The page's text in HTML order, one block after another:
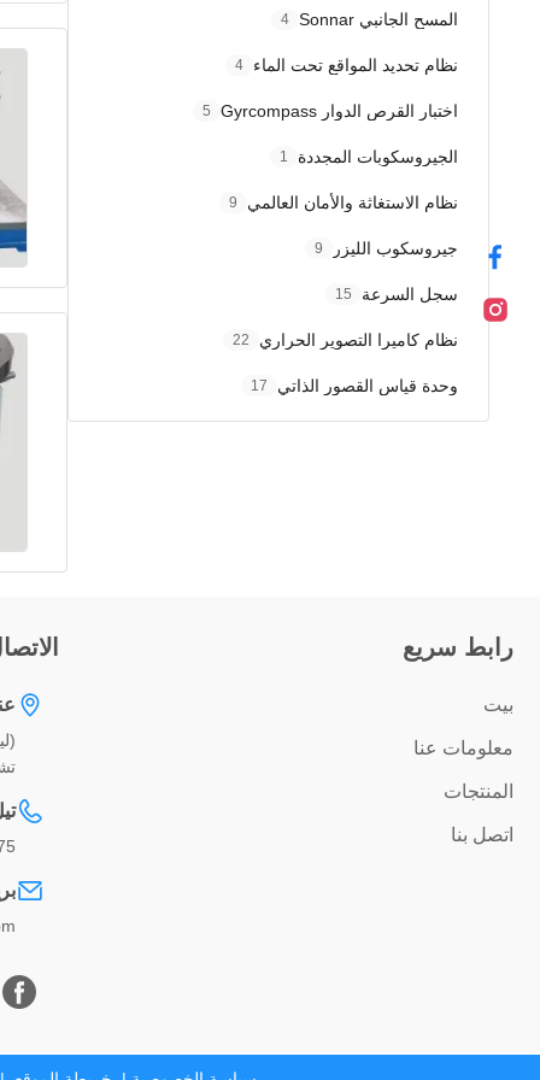
المسح الجانبي Sonnar 4
نظام تحديد المواقع تحت الماء 4
اختبار القرص الدوار Gyrcompass 5
الجيروسكوبات المجددة 1
نظام الاستغاثة والأمان العالمي 9
جيروسكوب الليزر 9
سجل السرعة 15
نظام كاميرا التصوير الحراري 22
وحدة قياس القصور الذاتي 17
رابط سريع
بيت
معلومات عنا
المنتجات
اتصل بنا